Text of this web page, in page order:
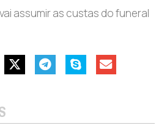
assumir as custas do funeral